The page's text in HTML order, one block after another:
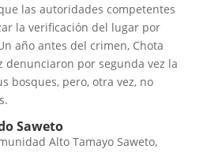
las autoridades competentes
la verificación del lugar por
año antes del crimen, Chota
denunciaron por segunda vez la
bosques, pero, otra vez, no
Saweto
Alto Tamayo Saweto,